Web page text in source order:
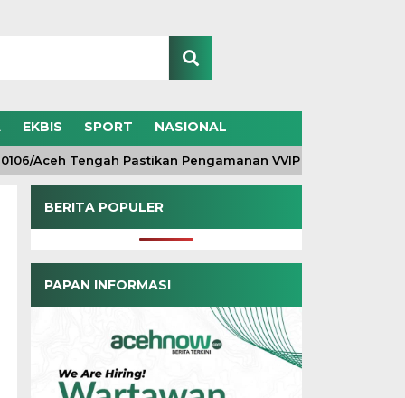
EKBIS SPORT NASIONAL
Aceh Tengah Pastikan Pengamanan VVIP Maksimal,
BERITA POPULER
PAPAN INFORMASI